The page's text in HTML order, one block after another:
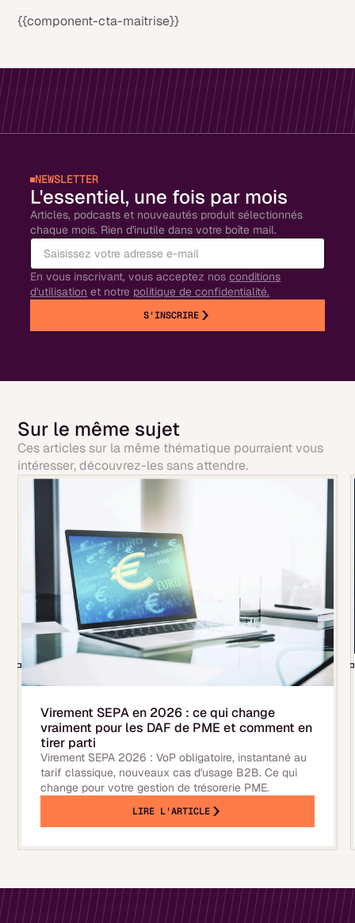
{{component-cta-maitrise}}
NEWSLETTER
L'essentiel, une fois par mois
Articles, podcasts et nouveautés produit sélectionnés
chaque mois. Rien d'inutile dans votre boîte mail.
En vous inscrivant, vous acceptez nosconditions
d'utilisation et notre politique de confidentialité.
S'INSCRIRE
Sur le même sujet
Ces articles sur la même thématique pourraient vous
intéresser, découvrez-les sans attendre.
Virement SEPA en 2026 : ce qui change
vraiment pour les DAF de PME et comment en
tirer parti
Virement SEPA 2026 : VoP obligatoire, instantané au
tarif classique, nouveaux cas d'usage B2B. Ce qui
change pour votre gestion de trésorerie PME.
LIRE L'ARTICLE